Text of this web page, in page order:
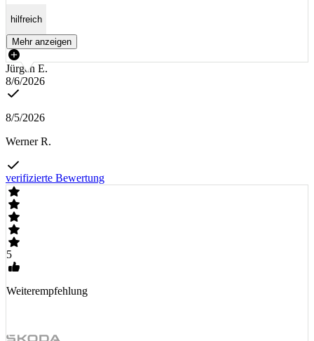
hilfreich
Mehr anzeigen
Jürgen E.
8/6/2026
8/5/2026
Werner R.
verifizierte Bewertung
5
Weiterempfehlung